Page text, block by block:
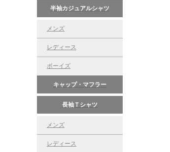
半袖カジュアルシャツ
メンズ
レディース
ボーイズ
キャップ・マフラー
長袖Ｔシャツ
メンズ
レディース